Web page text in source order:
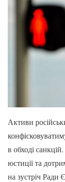
Активи
в обході
юстиції та
на зустріч Ради